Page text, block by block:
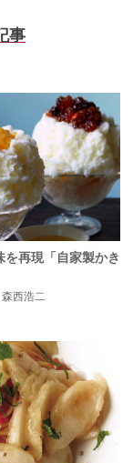
事
を再現「自家製かき
森西浩二